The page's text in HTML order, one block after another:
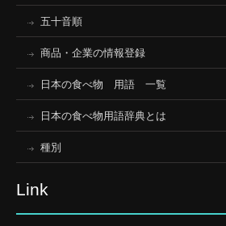
五十音順
商品・企業の情報登録
日本の食べ物 用語 一覧
日本の食べ物用語辞典とは
種別
Link